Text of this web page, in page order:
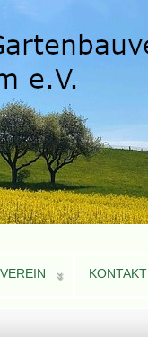
KONTAKT